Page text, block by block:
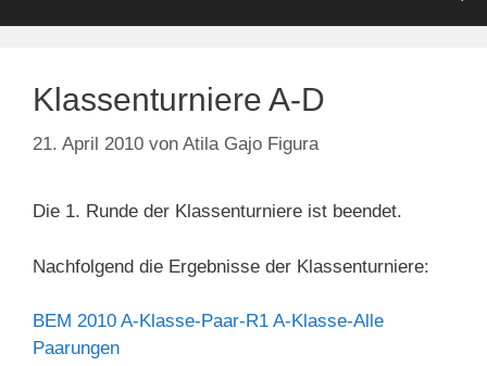
Klassenturniere A-D
21. April 2010 von Atila Gajo Figura
Die 1. Runde der Klassenturniere ist beendet.
Nachfolgend die Ergebnisse der Klassenturniere:
BEM 2010 A-Klasse-Paar-R1 A-Klasse-Alle
Paarungen